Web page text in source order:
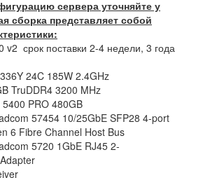
сервера уточняйте у
сборка представляет собой
v2 срок поставки 2-4 недели, 3 года
24C 185W 2.4GHz
TruDDR4 3200 MHz
PRO 480GB
57454 10/25GbE SFP28 4-port
6 Fibre Channel Host Bus
5720 1GbE RJ45 2-